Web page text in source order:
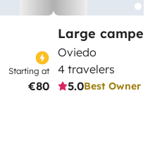
Starting at
€80
Large
Oviedo
4 travelers
5.0Best Owner